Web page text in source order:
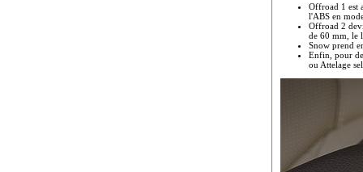
Offroad 1 est
l'ABS en
Offroad 2
de 60 mm, le
Snow prend
Enfin, pour
ou Attelage